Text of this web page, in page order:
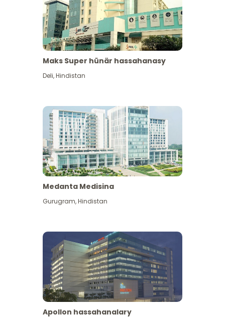
Maks Super hünär hassahanasy
Deli,Hindistan
Medanta Medisina
Gurugram,Hindistan
Apollon hassahanalary